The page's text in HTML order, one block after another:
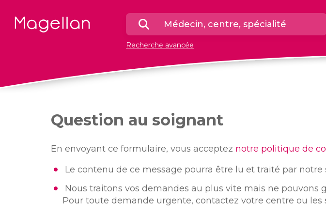
Page
d'accueil
Rechercher
un
ou
Recherche avancée
Question au soignant
En envoyant ce formulaire, vous acceptez notre politique de
Le contenu de ce message pourra être lu et traité par notre
Nous traitons vos demandes au plus vite mais ne pouvons
Pour toute demande urgente, contactez votre centre ou les